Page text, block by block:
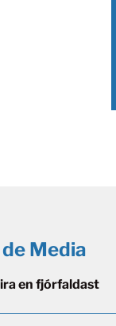
Media
en fjórfaldast